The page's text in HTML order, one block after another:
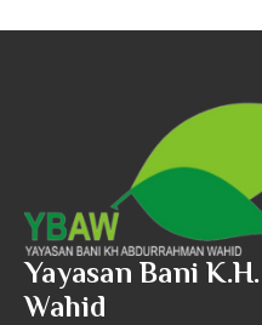
Yayasan Bani
Wahid